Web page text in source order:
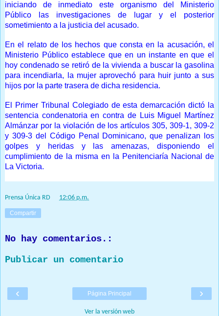
iniciando de inmediato este organismo del Ministerio
Público las investigaciones de lugar y el posterior
sometimiento a la justicia del acusado.
En el relato de los hechos que consta en la acusación, el
Ministerio Público establece que en un instante en que el
hoy condenado se retiró de la vivienda a buscar la gasolina
para incendiarla, la mujer aprovechó para huir junto a sus
hijos por la parte trasera de dicha residencia.
El Primer Tribunal Colegiado de esta demarcación dictó la
sentencia condenatoria en contra de Luis Miguel Martínez
Almánzar por la violación de los artículos 305, 309-1, 309-2
y 309-3 del Código Penal Dominicano, que penalizan los
golpes y heridas y las amenazas, disponiendo el
cumplimiento de la misma en la Penitenciaría Nacional de
La Victoria.
Prensa Única RD 12:06 p.m.
Compartir
No hay comentarios.:
Publicar un comentario
‹ ›
Página Principal
Ver la versión web